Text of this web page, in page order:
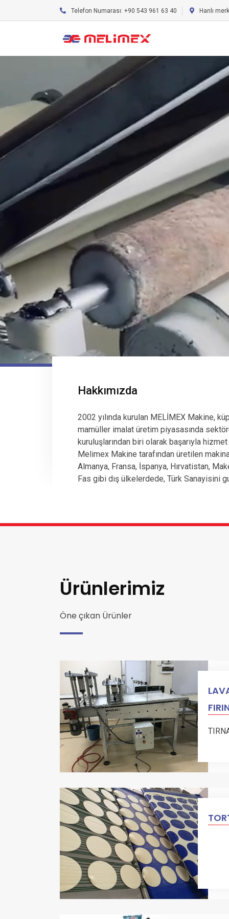
Telefon Numarası: +90 543 961 63 40 Hanlı
Hakkımızda
2002 yılında kurulan MELİMEX Makine,
mamüller imalat üretim piyasasında
kuruluşlarından biri olarak başarıyla
Melimex Makine tarafından üretilen
Almanya, Fransa, İspanya, Hırvatistan,
Fas gibi dış ülkelerdede, Türk Sanayisini
Ürünlerimiz
Öne çıkan Ürünler